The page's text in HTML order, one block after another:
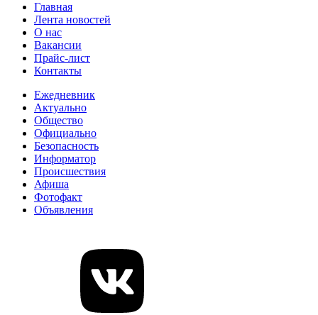
Главная
Лента новостей
О нас
Вакансии
Прайс-лист
Контакты
Ежедневник
Актуально
Общество
Официально
Безопасность
Информатор
Происшествия
Афиша
Фотофакт
Объявления